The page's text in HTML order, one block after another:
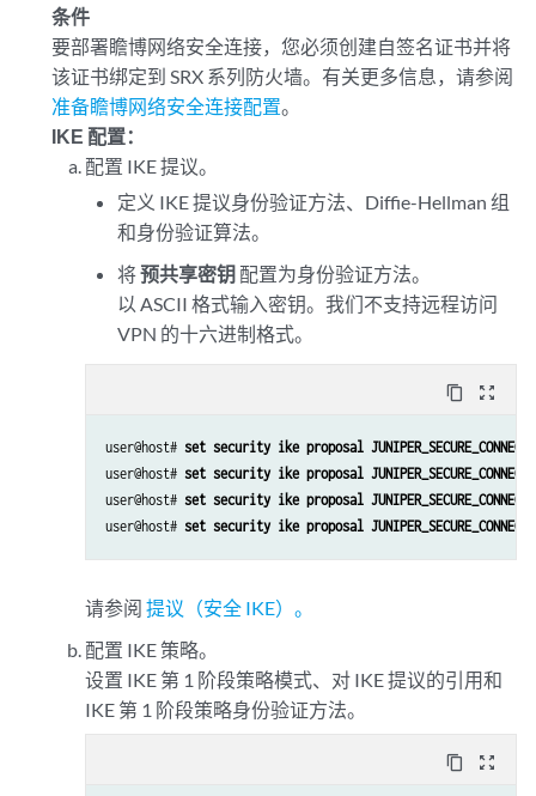
set security ipsec proposal JUNIPER_SECURE_CONNECT encryption-
set security ipsec proposal JUNIPER_SECURE_CONNECT lifetime-seconds
set security ipsec policy JUNIPER_SECURE_CONNECT perfect-forward-
set security ipsec policy JUNIPER_SECURE_CONNECT proposals
set security ipsec vpn JUNIPER_SECURE_CONNECT bind-interface st0.0
set security ipsec vpn JUNIPER_SECURE_CONNECT ike gateway
set security ipsec vpn JUNIPER_SECURE_CONNECT ike ipsec-policy
set security ipsec vpn JUNIPER_SECURE_CONNECT traffic-selector
set security ipsec vpn JUNIPER_SECURE_CONNECT traffic-selector ts-
set security remote-access profile ra.example.com ipsec-vpn
set security remote-access profile ra.example.com access-profile
set security remote-access profile ra.example.com client-config
set security remote-access client-config JUNIPER_SECURE_CONNECT
set security remote-access client-config JUNIPER_SECURE_CONNECT
set access address-assignment pool Juniper_Secure_Connect_Addr-
set access address-assignment pool Juniper_Secure_Connect_Addr-
set access profile Juniper_Secure_Connect address-assignment pool
set access firewall-authentication web-authentication default-profile
set access profile Juniper_Secure_Connect client Bob firewall-user
条件
要部署瞻博网络安全连接，您必须创建自签名证书并将
该证书绑定到 SRX 系列防火墙。有关更多信息，请参阅
准备瞻博网络安全连接配置。
IKE 配置：
配置 IKE 提议。
定义 IKE 提议身份验证方法、Diffie-Hellman 组
和身份验证算法。
将预共享密钥 配置为身份验证方法。
以 ASCII 格式输入密钥。我们不支持远程访问
VPN 的十六进制格式。
content_copy zoom_out_map
user@host# set security ike proposal
user@host# set security ike proposal
user@host# set security ike proposal
user@host# set security ike proposal
请参阅 提议（安全 IKE）。
配置 IKE 策略。
设置 IKE 第 1 阶段策略模式、对 IKE 提议的引用和
IKE 第 1 阶段策略身份验证方法。
content_copy zoom_out_map